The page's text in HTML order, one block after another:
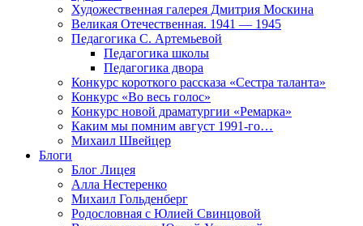
Художественная галерея Дмитрия Москина
Великая Отечественная. 1941 — 1945
Педагогика С. Артемьевой
Педагогика школы
Педагогика двора
Конкурс короткого рассказа «Сестра таланта»
Конкурс «Во весь голос»
Конкурс новой драматургии «Ремарка»
Каким мы помним август 1991-го…
Михаил Швейцер
Блоги
Блог Лицея
Алла Нестеренко
Михаил Гольденберг
Родословная с Юлией Свинцовой